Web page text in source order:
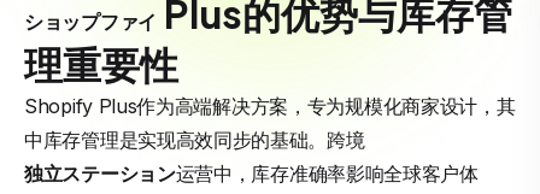
ショップファイ Plus的优势与库存管
理重要性
Shopify Plus作为高端解决方案，专为规模化商家设计，其
中库存管理是实现高效同步的基础。跨境
独立ステーション运营中，库存准确率影响全球客户体